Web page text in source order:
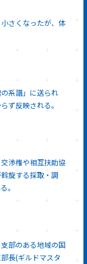
さくなったが、体
系譜」に送られ
ず反映される。
渉権や相互扶助協
旋する採取・調
。
部のある地域の国
長(ギルドマスタ